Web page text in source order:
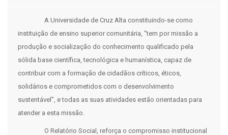
A Universidade de Cruz Alta constituindo-se como
instituição de ensino superior comunitária, “tem por missão a
produção e socialização do conhecimento qualificado pela
sólida base científica, tecnológica e humanística, capaz de
contribuir com a formação de cidadãos críticos, éticos,
solidários e comprometidos com o desenvolvimento
sustentável”, e todas as suas atividades estão orientadas para
atender a esta missão.
O Relatório Social, reforça o compromisso institucional